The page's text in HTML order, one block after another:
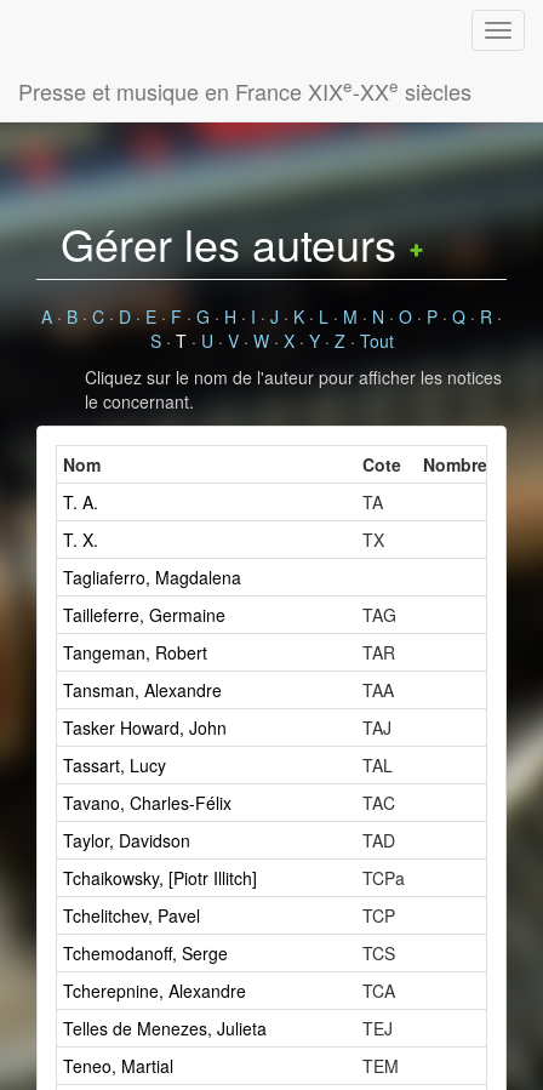
Presse et musique en France XIXe-XXe siècles
Gérer les auteurs
A · B · C · D ·E· F · G · H · I · J · K · L · M · N · O · P · Q · R ·
S· T· U · V· W· X· Y· Z· Tout
Cliquez sur le nom de l'auteur pour afficher les notices
le concernant.
Nom Cote
Nombre de
T. A.
TA
T. X.
TX
1
Tagliaferro, Magdalena
Tailleferre, Germaine
TAG
Tangeman, Robert
TAR
Tansman, Alexandre
TAA
Tasker Howard, John
TAJ
1
Tassart, Lucy
TAL
1
Tavano, Charles-Félix
TAC
0
Taylor, Davidson
TAD
Tchaikowsky, [Piotr Illitch]
TCPa
Tchelitchev, Pavel
TCP
Tchemodanoff, Serge
TCS
Tcherepnine, Alexandre
TCA
Telles de Menezes, Julieta
TEJ
Teneo, Martial
TEM